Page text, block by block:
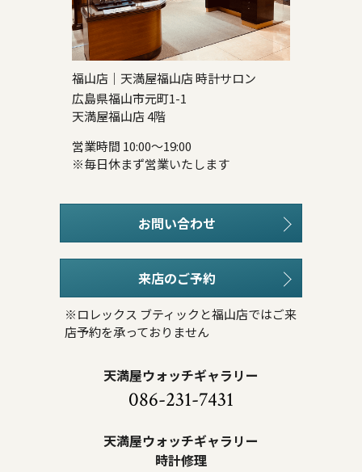
福山店｜天満屋福山店 時計サロン
広島県福山市元町1-1
天満屋福山店 4階
営業時間 10:00～19:00
※毎日休まず営業いたします
お問い合わせ
来店のご予約
※ロレックス ブティックと福山店ではご来
店予約を承っておりません
天満屋ウォッチギャラリー
086-231-7431
天満屋ウォッチギャラリー
時計修理